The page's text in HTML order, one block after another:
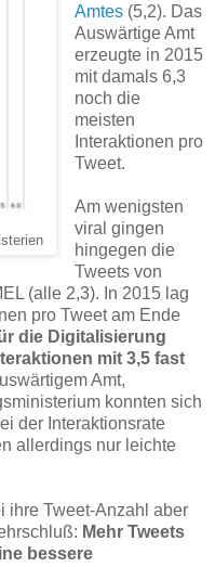
Amtes(5,2). Das
Auswärtige Amt
erzeugte in 2015
mit damals 6,3
noch die
meisten
Interaktionen pro
Tweet.
Am wenigsten
viral gingen
hingegen die
Tweets von
(alle 2,3). In 2015 lag
pro Tweet am Ende
die Digitalisierung
mit 3,5 fast
Amt,
konnten sich
der Interaktionsrate
allerdings nur leichte
ihre Tweet-Anzahl aber
Mehr Tweets
bessere